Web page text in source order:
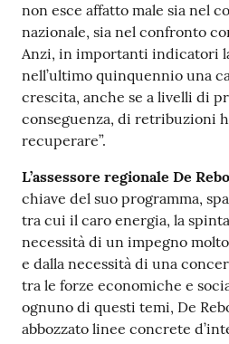
non esce affatto male sia nel
nazionale, sia nel confronto
Anzi, in importanti indicatori
nell’ultimo quinquennio una
crescita, anche se a livelli di
conseguenza, di retribuzioni
recuperare”.
L’assessore regionale De
chiave del suo programma,
tra cui il caro energia, la
necessità di un impegno
e dalla necessità di una
tra le forze economiche e
ognuno di questi temi, De
abbozzato linee concrete